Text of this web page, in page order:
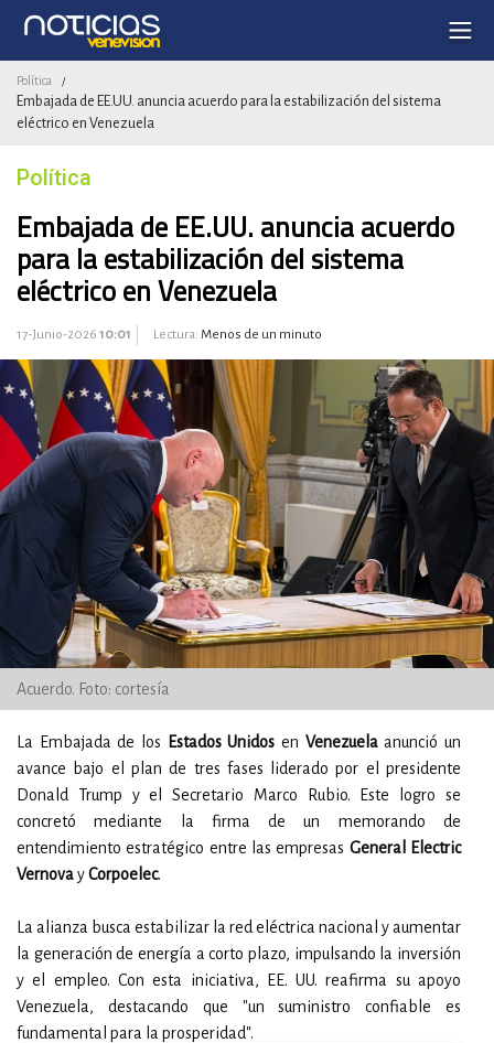
Política /
Embajada de EE.UU. anuncia acuerdo para la estabilización del sistema
eléctrico en Venezuela
Política
Embajada de EE.UU. anuncia acuerdo
para la estabilización del sistema
eléctrico en Venezuela
17-Junio-2026 10:01 Lectura: Menos de un minuto
Acuerdo. Foto: cortesía
La Embajada de los Estados Unidos en Venezuelaanunció un
avance bajo el plan de tres fases liderado por el presidente
Donald Trump y el Secretario Marco Rubio. Este logro se
concretó mediante la firma de un memorando de
entendimiento estratégico entre las empresas General Electric
VernovayCorpoelec.
La alianza busca estabilizar la red eléctrica nacional y aumentar
la generación de energía a corto plazo, impulsando la inversión
y el empleo. Con esta iniciativa, EE. UU. reafirma su apoyo
Venezuela, destacando que "un suministro confiable es
fundamental para la prosperidad".